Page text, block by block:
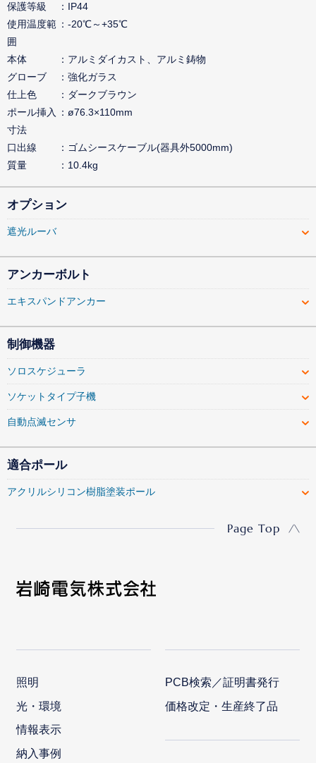
保護等級
IP44
使用温度範
囲
-20℃～+35℃
本体
アルミダイカスト、アルミ鋳物
グローブ
強化ガラス
仕上色
ダークブラウン
ポール挿入
寸法
ø76.3×110mm
口出線
ゴムシースケーブル(器具外5000mm)
質量
10.4kg
オプション
遮光ルーバ
アンカーボルト
エキスパンドアンカー
制御機器
ソロスケジューラ
ソケットタイプ子機
自動点滅センサ
適合ポール
アクリルシリコン樹脂塗装ポール
Page Top
照明
光・環境
情報表示
納入事例
PCB検索／証明書発行
価格改定・生産終了品